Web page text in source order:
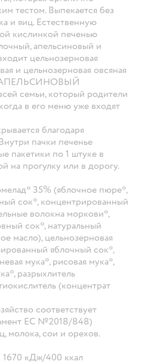
тестом. Выпекается без
и яиц. Естественную
кислинкой печенью
апельсиновый и
цельнозерновая
и цельнозерновая овсяная
АПЕЛЬСИНОВЫЙ
семьи, который родители
в его меню уже входят
благодаря
пачки печенье
пакетики по 1 штуке в
на прогулку или в дорогу.
35% (яблочное пюре*,
сок*, концентрированный
волокна моркови*,
сок*, натуральный
масло), цельнозерновая
яблочный сок*,
мука*, рисовая мука*,
разрыхлитель
(концентрат
соответствует
ЕС №2018/848)
молока, сои и орехов.
1670 кДж/400 ккал